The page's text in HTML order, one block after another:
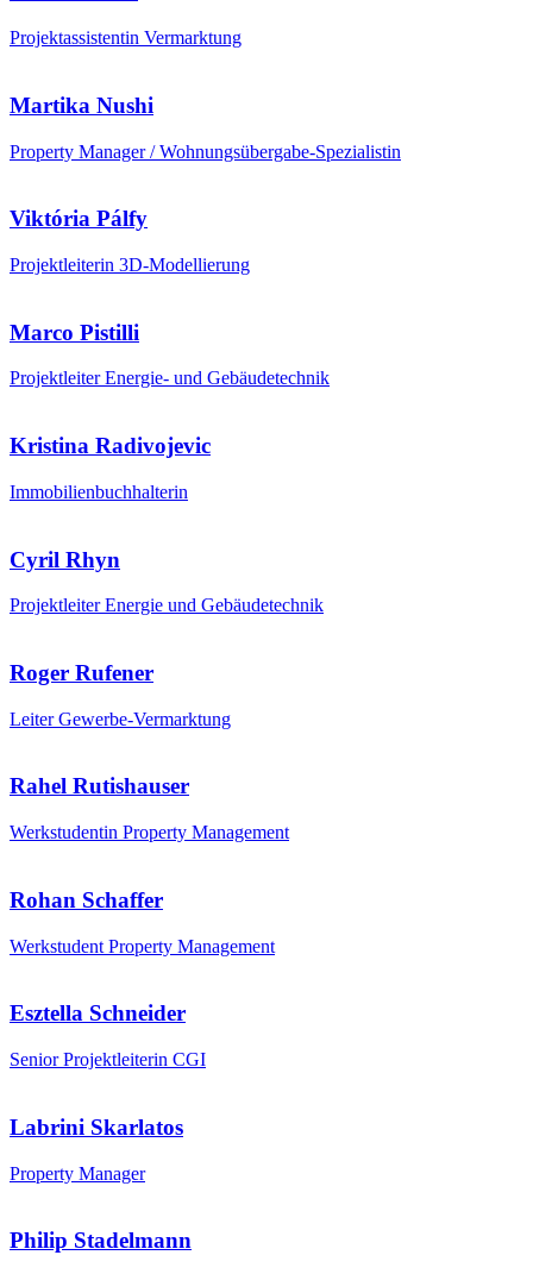
Projektassistentin Vermarktung
Martika Nushi
Property Manager / Wohnungsübergabe-Spezialistin
Viktória Pálfy
Projektleiterin 3D-Modellierung
Marco Pistilli
Projektleiter Energie- und Gebäudetechnik
Kristina Radivojevic
Immobilienbuchhalterin
Cyril Rhyn
Projektleiter Energie und Gebäudetechnik
Roger Rufener
Leiter Gewerbe-Vermarktung
Rahel Rutishauser
Werkstudentin Property Management
Rohan Schaffer
Werkstudent Property Management
Esztella Schneider
Senior Projektleiterin CGI
Labrini Skarlatos
Property Manager
Philip Stadelmann